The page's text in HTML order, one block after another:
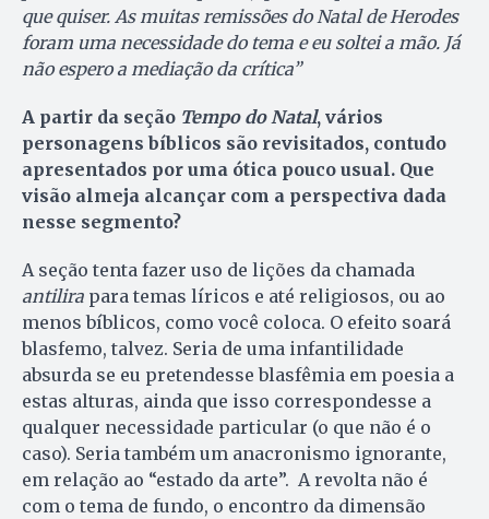
que quiser. As muitas remissões do Natal de Herodes
foram uma necessidade do tema e eu soltei a mão. Já
não espero a mediação da crítica”
A partir da seção Tempo do Natal, vários
personagens bíblicos são revisitados, contudo
apresentados por uma ótica pouco usual. Que
visão almeja alcançar com a perspectiva dada
nesse segmento?
A seção tenta fazer uso de lições da chamada
antilira para temas líricos e até religiosos, ou ao
menos bíblicos, como você coloca. O efeito soará
blasfemo, talvez. Seria de uma infantilidade
absurda se eu pretendesse blasfêmia em poesia a
estas alturas, ainda que isso correspondesse a
qualquer necessidade particular (o que não é o
caso). Seria também um anacronismo ignorante,
em relação ao “estado da arte”. A revolta não é
com o tema de fundo, o encontro da dimensão